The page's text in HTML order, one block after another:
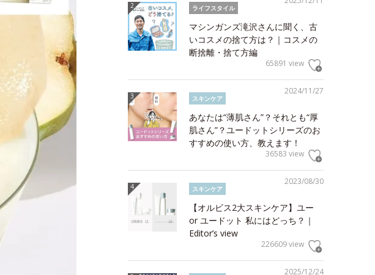
ライフスタイル
マシンガンズ滝沢さんに聞く、古
いコスメの捨て方は？｜コスメの
断捨離・捨て方編
65891 view
2024/11/27
スキンケア
あなたは“薄肌さん”？それとも“厚
肌さん”？ユードットシリーズのお
すすめの使い方、教えます！
36583 view
2023/08/30
スキンケア
【オルビス2大スキンケア】ユー
or ユードット 私にはどっち？｜
Editor’s view
226609 view
2025/12/24